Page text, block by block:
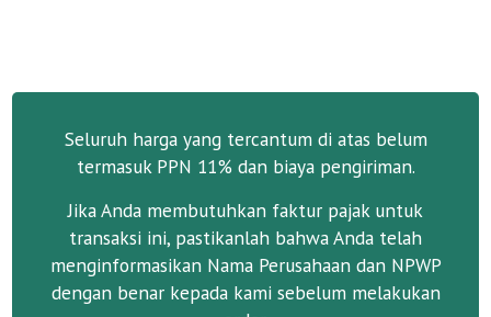
Seluruh harga yang tercantum di atas belum
termasuk PPN 11% dan biaya pengiriman.
Jika Anda membutuhkan faktur pajak untuk
transaksi ini, pastikanlah bahwa Anda telah
menginformasikan Nama Perusahaan dan NPWP
dengan benar kepada kami sebelum melakukan